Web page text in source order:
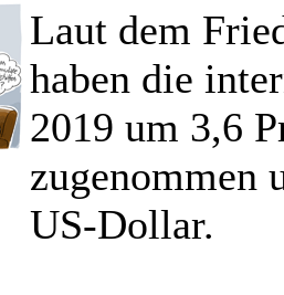
Laut dem
haben die
2019 um 3,6
zugenommen
US-Dollar.